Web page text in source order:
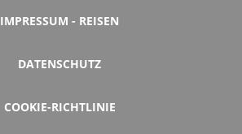
IMPRESSUM - REISEN
DATENSCHUTZ
COOKIE-RICHTLINIE